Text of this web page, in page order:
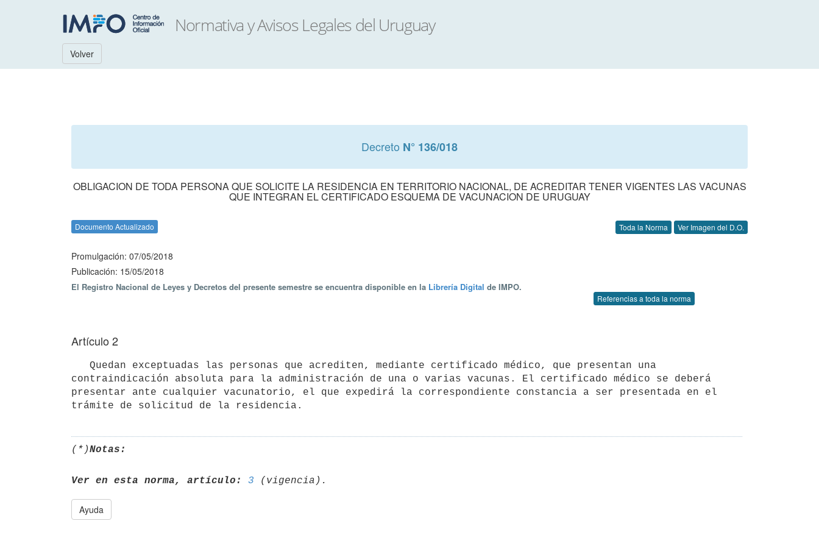
Volver
Decreto N° 136/018
OBLIGACION DE TODA PERSONA QUE SOLICITE LA RESIDENCIA EN TERRITORIO NACIONAL, DE ACREDITAR TENER VIGENTES LAS VACUNAS
QUE INTEGRAN EL CERTIFICADO ESQUEMA DE VACUNACION DE URUGUAY
Documento Actualizado Toda la Norma Ver Imagen del D.O.
Promulgación: 07/05/2018
Publicación: 15/05/2018
El Registro Nacional de Leyes y Decretos del presente semestre se encuentra disponible en la Librería Digital de IMPO.
Referencias a toda la norma
Artículo 2
contraindicación absoluta para la administración de una o varias vacunas. El certificado médico se deberá
presentar ante cualquier vacunatorio, el que expedirá la correspondiente constancia a ser presentada en el
(*)Notas:
Ver en esta norma, artículo: 3
Ayuda